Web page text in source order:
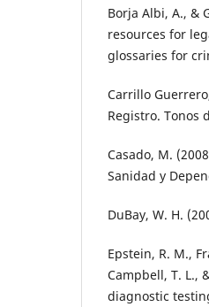
Borja Albi, A., &
resources for
glossaries for
Carrillo
Registro. Tonos
Casado, M.
Sanidad y
DuBay, W. H.
Epstein, R. M.,
Campbell, T. L.,
diagnostic